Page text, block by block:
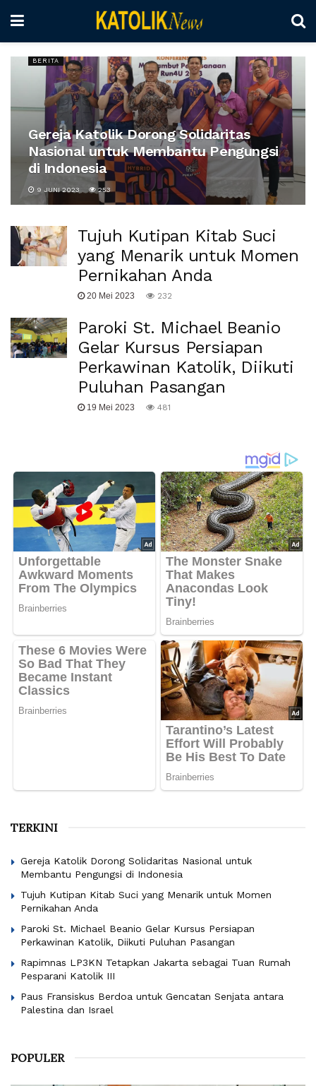
BERITA
Gereja Katolik Dorong Solidaritas
Nasional untuk Membantu Pengungsi
di Indonesia
9 JUNI 2023 253
Tujuh Kutipan Kitab Suci
yang Menarik untuk Momen
Pernikahan Anda
20 Mei 2023 232
Paroki St. Michael Beanio
Gelar Kursus Persiapan
Perkawinan Katolik, Diikuti
Puluhan Pasangan
19 Mei 2023 481
TERKINI
Gereja Katolik Dorong Solidaritas Nasional untuk
Membantu Pengungsi di Indonesia
Tujuh Kutipan Kitab Suci yang Menarik untuk Momen
Pernikahan Anda
Paroki St. Michael Beanio Gelar Kursus Persiapan
Perkawinan Katolik, Diikuti Puluhan Pasangan
Rapimnas LP3KN Tetapkan Jakarta sebagai Tuan Rumah
Pesparani Katolik III
Paus Fransiskus Berdoa untuk Gencatan Senjata antara
Palestina dan Israel
POPULER